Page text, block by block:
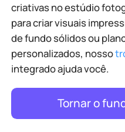
criativas no estúdio
para criar visuais
de fundo sólidos ou
personalizados, nosso
integrado ajuda você.
Tornar o